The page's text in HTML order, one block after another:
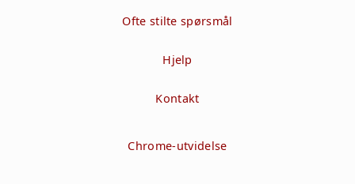
Ofte stilte spørsmål
Hjelp
Kontakt
Chrome-utvidelse